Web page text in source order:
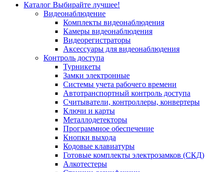
Каталог Выбирайте лучшее!
Видеонаблюдение
Комплекты видеонаблюдения
Камеры видеонаблюдения
Видеорегистраторы
Аксессуары для видеонаблюдения
Контроль доступа
Турникеты
Замки электронные
Системы учета рабочего времени
Автотранспортный контроль доступа
Считыватели, контроллеры, конвертеры
Ключи и карты
Металлодетекторы
Программное обеспечение
Кнопки выхода
Кодовые клавиатуры
Готовые комплекты электрозамков (СКД)
Алкотестеры